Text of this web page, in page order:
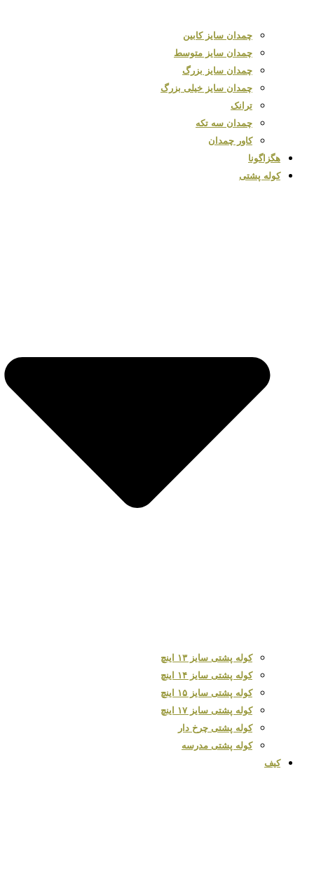
چمدان سایز کابین
چمدان سایز متوسط
چمدان سایز بزرگ
چمدان سایز خیلی بزرگ
ترانک
چمدان سه تکه
کاور چمدان
هگزاگونا
کوله پشتی
کوله پشتی سایز ۱۳ اینچ
کوله پشتی سایز ۱۴ اینچ
کوله پشتی سایز ۱۵ اینچ
کوله پشتی سایز ۱۷ اینچ
کوله پشتی چرخ دار
کوله پشتی مدرسه
کیف